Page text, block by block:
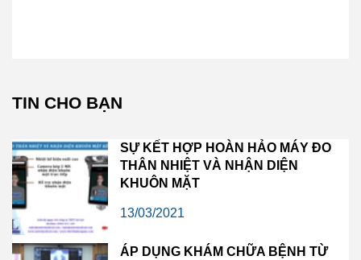
TIN CHO BẠN
SỰ KẾT HỢP HOÀN HẢO MÁY ĐO
THÂN NHIỆT VÀ NHẬN DIỆN
KHUÔN MẶT
13/03/2021
ÁP DỤNG KHÁM CHỮA BỆNH TỪ